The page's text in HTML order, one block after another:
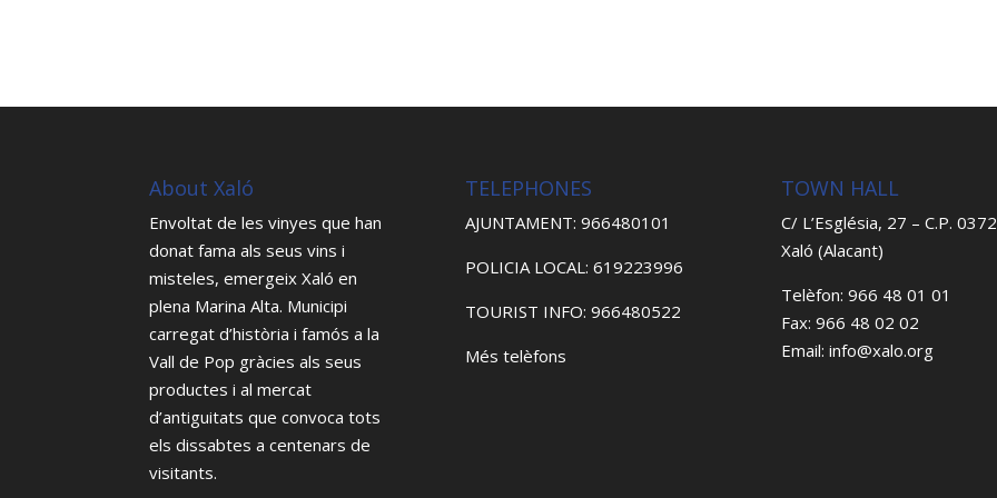
About Xaló
Envoltat de les vinyes que han
donat fama als seus vins i
misteles, emergeix Xaló en
plena Marina Alta. Municipi
carregat d’història i famós a la
Vall de Pop gràcies als seus
productes i al mercat
d’antiguitats que convoca tots
els dissabtes a centenars de
visitants.
TELEPHONES
AJUNTAMENT: 966480101
POLICIA LOCAL: 619223996
TOURIST INFO: 966480522
Més telèfons
TOWN HALL
C/ L’Església, 27 – C.P.
Xaló (Alacant)
Telèfon: 966 48 01 01
Fax: 966 48 02 02
Email: info@xalo.org